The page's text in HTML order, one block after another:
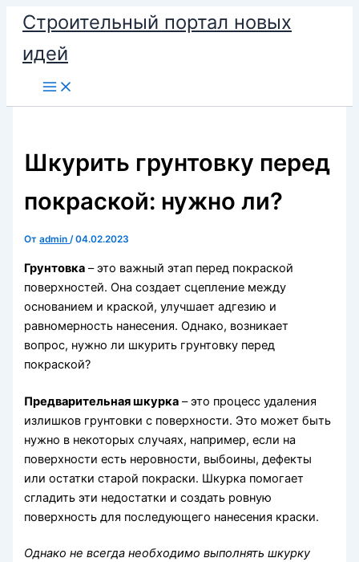
Перейти
содержимому
Строительный портал новых
идей
Шкурить грунтовку перед
покраской: нужно ли?
Отadmin/04.02.2023
Грунтовка – это важный этап перед покраской
поверхностей. Она создает сцепление между
основанием и краской, улучшает адгезию и
равномерность нанесения. Однако, возникает
вопрос, нужно ли шкурить грунтовку перед
покраской?
Предварительная шкурка – это процесс удаления
излишков грунтовки с поверхности. Это может быть
нужно в некоторых случаях, например, если на
поверхности есть неровности, выбоины, дефекты
или остатки старой покраски. Шкурка помогает
сгладить эти недостатки и создать ровную
поверхность для последующего нанесения краски.
Однако не всегда необходимо выполнять шкурку